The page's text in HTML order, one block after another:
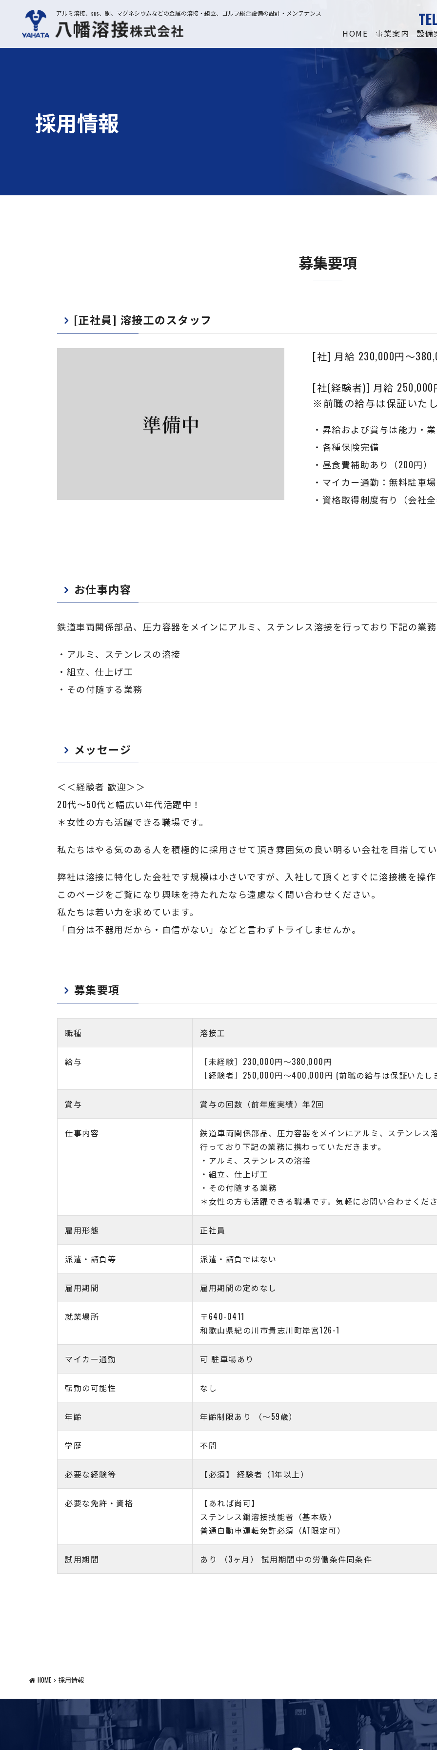
アルミ溶接、sus、銅、マグネシウムなどの金属の溶接・組立、ゴルフ総合設備の設計・メンテナンス
HOME 事業案内 設備
採用情報
募集要項
[正社員] 溶接工のスタッフ
[社] 月給 230,000円〜
[社(経験者)] 月給 250,000
※前職の給与は保証いた
・昇給および賞与は能力・
・各種保険完備
・昼食費補助あり（200円）
・マイカー通勤：無料駐車
・資格取得制度有り（会社
お仕事内容
鉄道車両関係部品、圧力容器をメインにアルミ、ステンレス溶接を行っており下記の業
・アルミ、ステンレスの溶接
・組立、仕上げ工
・その付随する業務
メッセージ
＜＜経験者 歓迎＞＞
20代～50代と幅広い年代活躍中！
＊女性の方も活躍できる職場です。
私たちはやる気のある人を積極的に採用させて頂き雰囲気の良い明るい会社を目指して
弊社は溶接に特化した会社です規模は小さいですが、入社して頂くとすぐに溶接機を操
このページをご覧になり興味を持たれたなら遠慮なく問い合わせください。
私たちは若い力を求めています。
「自分は不器用だから・自信がない」などと言わずトライしませんか。
募集要項
職種 溶接工
給与
［未経験］230,000円〜380,000円
［経験者］250,000円〜400,000円 (前職の給与は保証いたし
賞与 賞与の回数（前年度実績）年2回
仕事内容
鉄道車両関係部品、圧力容器をメインにアルミ、ステンレス
行っており下記の業務に携わっていただきます。
・アルミ、ステンレスの溶接
・組立、仕上げ工
・その付随する業務
＊女性の方も活躍できる職場です。気軽にお問い合わせくだ
雇用形態 正社員
派遣・請負等 派遣・請負ではない
雇用期間 雇用期間の定めなし
就業場所
〒640-0411
和歌山県紀の川市貴志川町岸宮126-1
マイカー通勤 可 駐車場あり
転勤の可能性 なし
年齢 年齢制限あり （〜59歳）
学歴 不問
必要な経験等 【必須】 経験者（1年以上）
必要な免許・資格
【あれば尚可】
ステンレス鋼溶接技能者（基本級）
普通自動車運転免許必須（AT限定可）
試用期間 あり （3ヶ月） 試用期間中の労働条件同条件
HOME 採用情報